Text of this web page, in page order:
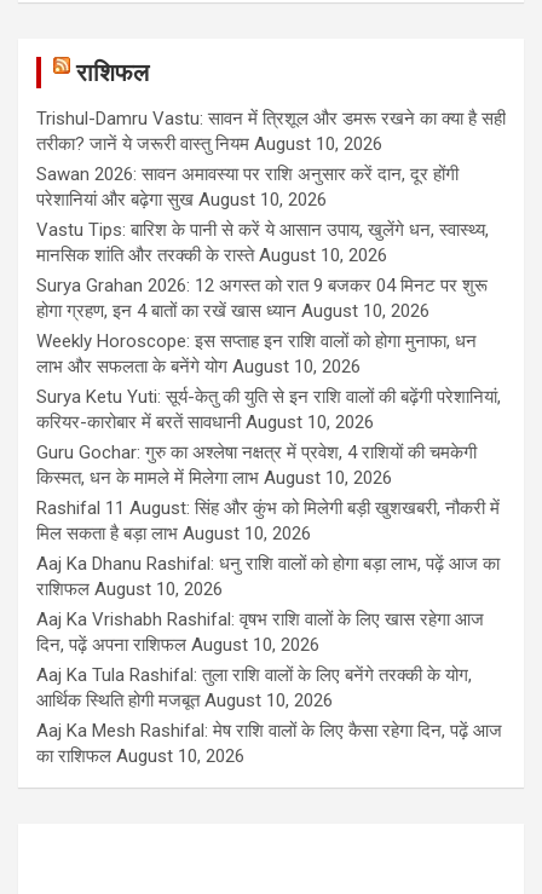
राशिफल
Trishul-Damru Vastu: सावन में त्रिशूल और डमरू रखने का क्या है सही
तरीका? जानें ये जरूरी वास्तु नियम August 10, 2026
Sawan 2026: सावन अमावस्या पर राशि अनुसार करें दान, दूर होंगी
परेशानियां और बढ़ेगा सुख August 10, 2026
Vastu Tips: बारिश के पानी से करें ये आसान उपाय, खुलेंगे धन, स्वास्थ्य,
मानसिक शांति और तरक्की के रास्ते August 10, 2026
Surya Grahan 2026: 12 अगस्त को रात 9 बजकर 04 मिनट पर शुरू
होगा ग्रहण, इन 4 बातों का रखें खास ध्यान August 10, 2026
Weekly Horoscope: इस सप्ताह इन राशि वालों को होगा मुनाफा, धन
लाभ और सफलता के बनेंगे योग August 10, 2026
Surya Ketu Yuti: सूर्य-केतु की युति से इन राशि वालों की बढ़ेंगी परेशानियां,
करियर-कारोबार में बरतें सावधानी August 10, 2026
Guru Gochar: गुरु का अश्लेषा नक्षत्र में प्रवेश, 4 राशियों की चमकेगी
किस्मत, धन के मामले में मिलेगा लाभ August 10, 2026
Rashifal 11 August: सिंह और कुंभ को मिलेगी बड़ी खुशखबरी, नौकरी में
मिल सकता है बड़ा लाभ August 10, 2026
Aaj Ka Dhanu Rashifal: धनु राशि वालों को होगा बड़ा लाभ, पढ़ें आज का
राशिफल August 10, 2026
Aaj Ka Vrishabh Rashifal: वृषभ राशि वालों के लिए खास रहेगा आज
दिन, पढ़ें अपना राशिफल August 10, 2026
Aaj Ka Tula Rashifal: तुला राशि वालों के लिए बनेंगे तरक्की के योग,
आर्थिक स्थिति होगी मजबूत August 10, 2026
Aaj Ka Mesh Rashifal: मेष राशि वालों के लिए कैसा रहेगा दिन, पढ़ें आज
का राशिफल August 10, 2026